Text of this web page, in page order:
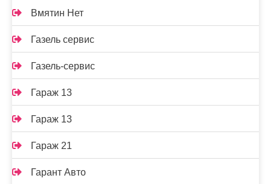
Вмятин Нет
Газель сервис
Газель-сервис
Гараж 13
Гараж 13
Гараж 21
Гарант Авто